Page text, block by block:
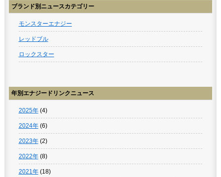
ブランド別ニュースカテゴリー
モンスターエナジー
レッドブル
ロックスター
年別エナジードリンクニュース
2025年(4)
2024年(6)
2023年(2)
2022年(8)
2021年(18)